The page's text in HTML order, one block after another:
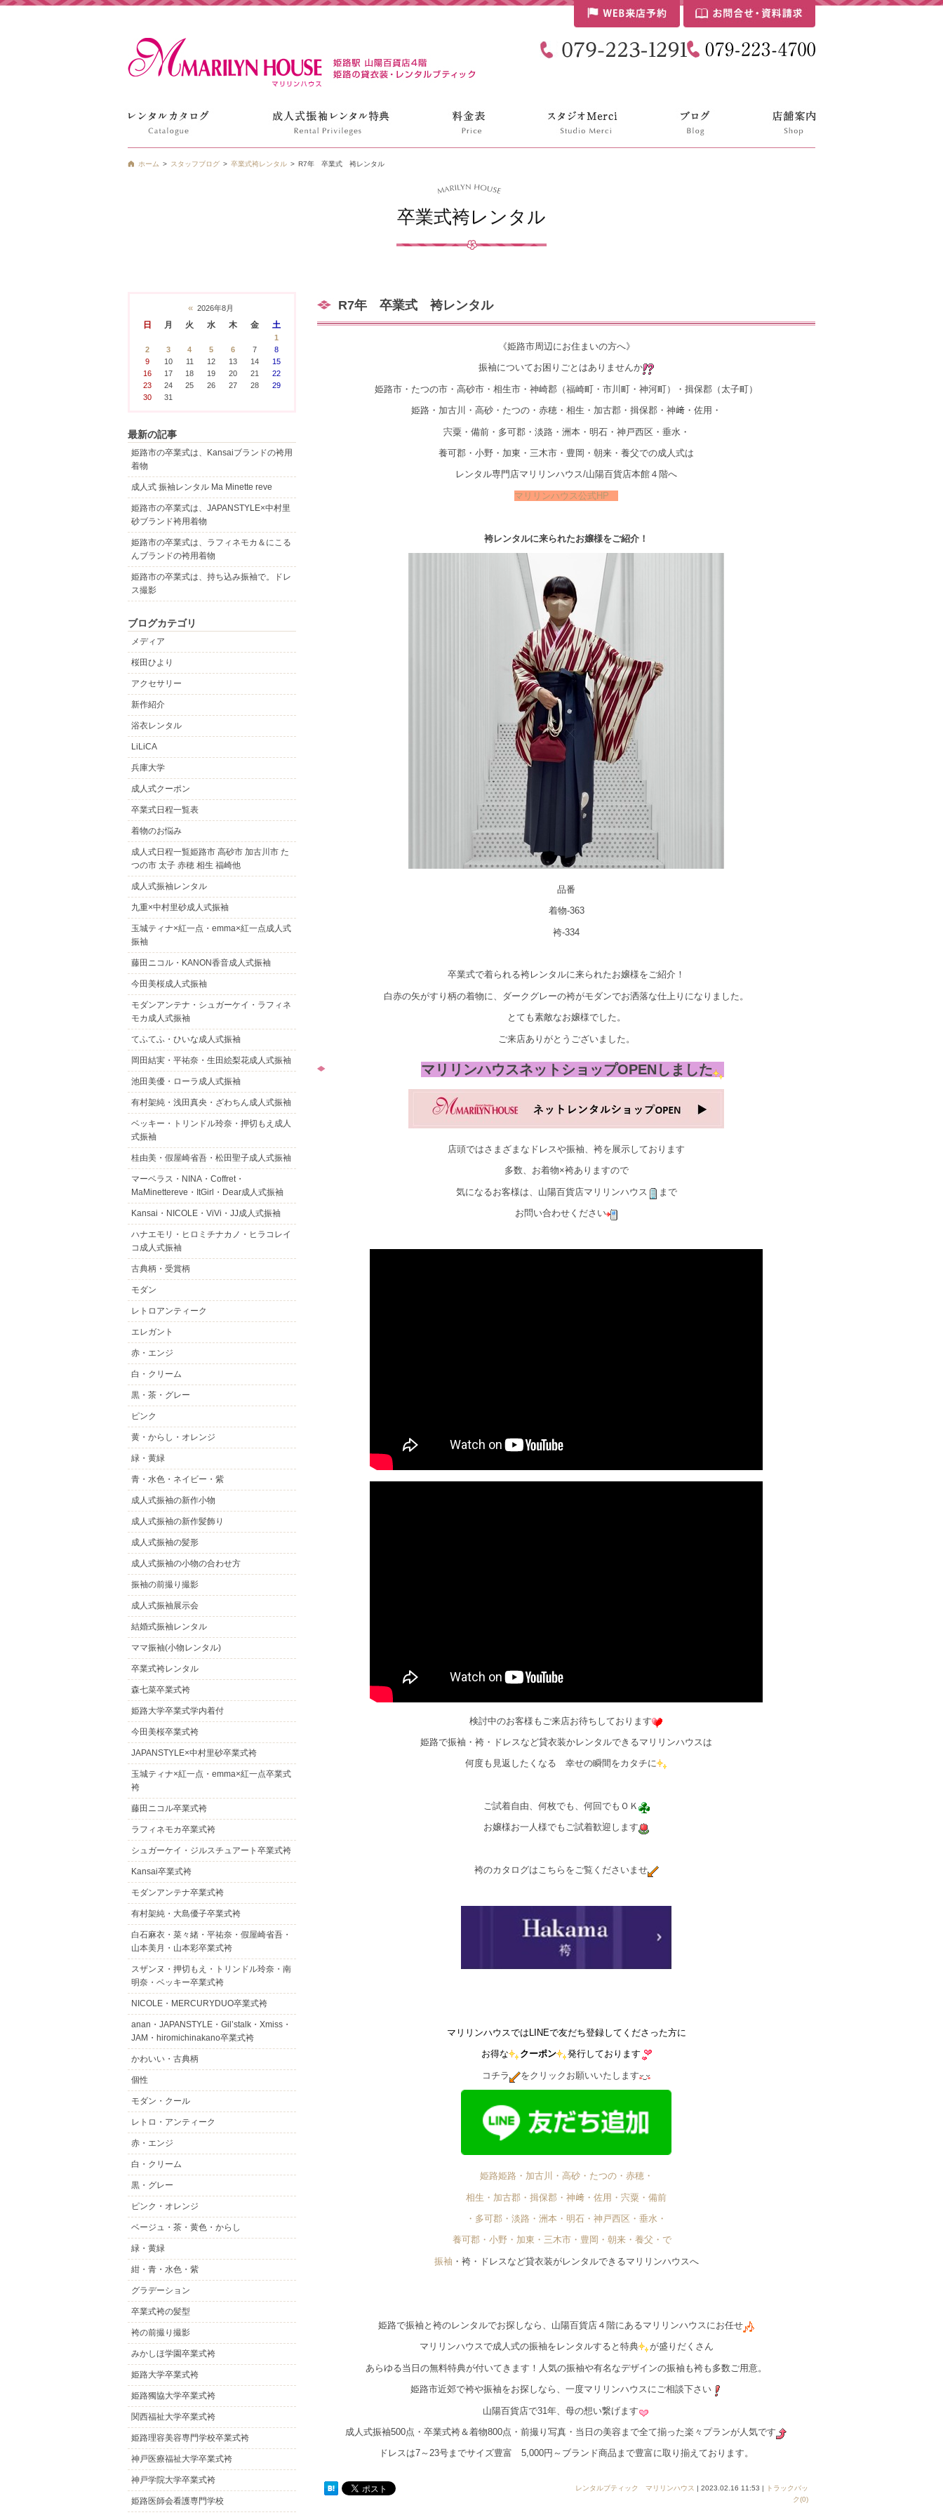
ホーム スタッフブログ 卒業式袴レンタル R7年 卒業式 袴レンタル
卒業式袴レンタル
R7年 卒業式 袴レンタル
《姫路市周辺にお住まいの方へ》
振袖についてお困りごとはありませんか
姫路市・たつの市・高砂市・相生市・神崎郡（福崎町・市川町・神河町）・揖保郡（太子町）
姫路・加古川・高砂・たつの・赤穂・相生・加古郡・揖保郡・神﨑・佐用・
宍粟・備前・多可郡・淡路・洲本・明石・神戸西区・垂水・
養可郡・小野・加東・三木市・豊岡・朝来・養父での成人式は
レンタル専門店マリリンハウス/山陽百貨店本館４階へ
マリリンハウス公式HP
袴レンタルに来られたお嬢様をご紹介！
品番
着物-363
袴-334
卒業式で着られる袴レンタルに来られたお嬢様をご紹介！
白赤の矢がすり柄の着物に、ダークグレーの袴がモダンでお洒落な仕上りになりました。
とても素敵なお嬢様でした。
ご来店ありがとうございました。
マリリンハウスネットショップOPENしました
店頭ではさまざまなドレスや振袖、袴を展示しております
多数、お着物×袴ありますので
気になるお客様は、山陽百貨店マリリンハウス まで
お問い合わせください
検討中のお客様もご来店お待ちしております
姫路で振袖・袴・ドレスなど貸衣装かレンタルできるマリリンハウスは
何度も見返したくなる 幸せの瞬間をカタチに
ご試着自由、何枚でも、何回でもＯＫ
お嬢様お一人様でもご試着歓迎します
袴のカタログはこちらをご覧くださいませ
マリリンハウスではLINEで友だち登録してくださった方に
お得な クーポン 発行しております
コチラ をクリックお願いいたします
姫路姫路・加古川・高砂・たつの・赤穂・
相生・加古郡・揖保郡・神﨑・佐用・宍粟・備前
・多可郡・淡路・洲本・明石・神戸西区・垂水・
養可郡・小野・加東・三木市・豊岡・朝来・養父・で゙
振袖 ・袴・ドレスなど貸衣装がレンタルできるマリリンハウスへ
姫路で振袖と袴のレンタルでお探しなら、山陽百貨店４階にあるマリリンハウスにお任せ
マリリンハウスで成人式の振袖をレンタルすると特典 が盛りだくさん
あらゆる当日の無料特典が付いてきます！人気の振袖や有名なデザインの振袖も袴も多数ご用意。
姫路市近郊で袴や振袖をお探しなら、一度マリリンハウスにご相談下さい
山陽百貨店で31年、母の想い繋げます
成人式振袖500点・卒業式袴＆着物800点・前撮り写真・当日の美容まで全て揃った楽々プランが人気です
ドレスは7～23号までサイズ豊富 5,000円～ブランド商品まで豊富に取り揃えております。
レンタルブティック マリリンハウス | 2023.02.16 11:53 |
トラックバッ
ク(0)
« 2026年8月
日 月 火 水 木 金 土
1
2
3 4 5 6 7
8
9
10 11 12 13 14
15
16
17 18 19 20 21
22
23
24 25 26 27 28
29
30
31
最新の記事
姫路市の卒業式は、Kansaiブランドの袴用
着物
成人式 振袖レンタル Ma Minette reve
姫路市の卒業式は、JAPANSTYLE×中村里
砂ブランド袴用着物
姫路市の卒業式は、ラフィネモカ＆にこる
んブランドの袴用着物
姫路市の卒業式は、持ち込み振袖で。ドレ
ス撮影
ブログカテゴリ
メディア
桜田ひより
アクセサリー
新作紹介
浴衣レンタル
LiLiCA
兵庫大学
成人式クーポン
卒業式日程一覧表
着物のお悩み
成人式日程一覧姫路市 高砂市 加古川市 た
つの市 太子 赤穂 相生 福崎他
成人式振袖レンタル
九重×中村里砂成人式振袖
玉城ティナ×紅一点・emma×紅一点成人式
振袖
藤田ニコル・KANON香音成人式振袖
今田美桜成人式振袖
モダンアンテナ・シュガーケイ・ラフィネ
モカ成人式振袖
てふてふ・ひいな成人式振袖
岡田結実・平祐奈・生田絵梨花成人式振袖
池田美優・ローラ成人式振袖
有村架純・浅田真央・ざわちん成人式振袖
ベッキー・トリンドル玲奈・押切もえ成人
式振袖
桂由美・假屋崎省吾・松田聖子成人式振袖
マーベラス・NINA・Coffret・
MaMinettereve・ItGirl・Dear成人式振袖
Kansai・NICOLE・ViVi・JJ成人式振袖
ハナエモリ・ヒロミチナカノ・ヒラコレイ
コ成人式振袖
古典柄・受賞柄
モダン
レトロアンティーク
エレガント
赤・エンジ
白・クリーム
黒・茶・グレー
ピンク
黄・からし・オレンジ
緑・黄緑
青・水色・ネイビー・紫
成人式振袖の新作小物
成人式振袖の新作髪飾り
成人式振袖の髪形
成人式振袖の小物の合わせ方
振袖の前撮り撮影
成人式振袖展示会
結婚式振袖レンタル
ママ振袖(小物レンタル)
卒業式袴レンタル
森七菜卒業式袴
姫路大学卒業式学内着付
今田美桜卒業式袴
JAPANSTYLE×中村里砂卒業式袴
玉城ティナ×紅一点・emma×紅一点卒業式
袴
藤田ニコル卒業式袴
ラフィネモカ卒業式袴
シュガーケイ・ジルスチュアート卒業式袴
Kansai卒業式袴
モダンアンテナ卒業式袴
有村架純・大島優子卒業式袴
白石麻衣・菜々緒・平祐奈・假屋崎省吾・
山本美月・山本彩卒業式袴
スザンヌ・押切もえ・トリンドル玲奈・南
明奈・ベッキー卒業式袴
NICOLE・MERCURYDUO卒業式袴
anan・JAPANSTYLE・Gil’stalk・Xmiss・
JAM・hiromichinakano卒業式袴
かわいい・古典柄
個性
モダン・クール
レトロ・アンティーク
赤・エンジ
白・クリーム
黒・グレー
ピンク・オレンジ
ベージュ・茶・黄色・からし
緑・黄緑
紺・青・水色・紫
グラデーション
卒業式袴の髪型
袴の前撮り撮影
みかしほ学園卒業式袴
姫路大学卒業式袴
姫路獨協大学卒業式袴
関西福祉大学卒業式袴
姫路理容美容専門学校卒業式袴
神戸医療福祉大学卒業式袴
神戸学院大学卒業式袴
姫路医師会看護専門学校